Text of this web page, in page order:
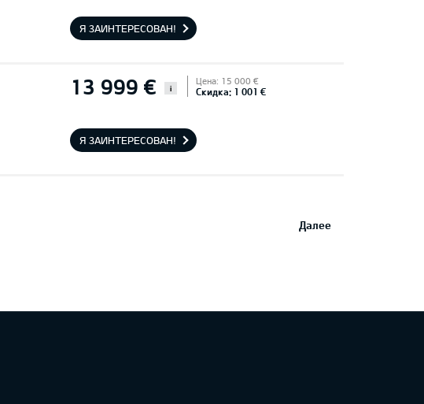
Я ЗАИНТЕРЕСОВАН!
13 999 € i
Цена: 15 000 €
Скидка: 1 001 €
Я ЗАИНТЕРЕСОВАН!
Далее